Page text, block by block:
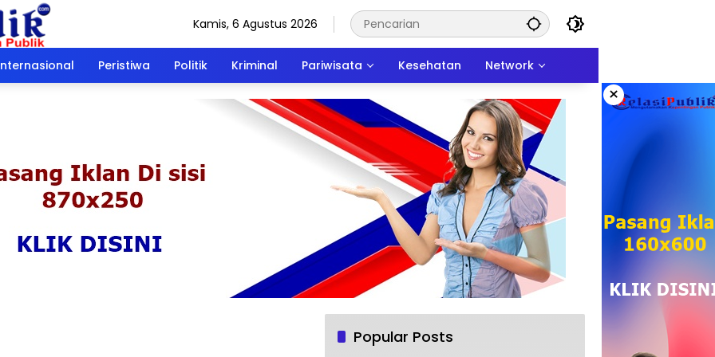
Kamis, 6 Agustus 2026
Peristiwa Politik Kriminal Pariwisata Kesehatan Network
×
Popular Posts